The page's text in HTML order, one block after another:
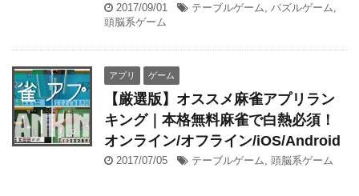
2017/09/01 テーブルゲーム パズルゲーム
頭脳系ゲーム
アプリ ゲーム
【厳選版】オススメ麻雀アプリラン
キング｜本格無料麻雀で白熱必須！
オンライン/オフライン/iOS/Android
2017/07/05 テーブルゲーム 頭脳系ゲーム